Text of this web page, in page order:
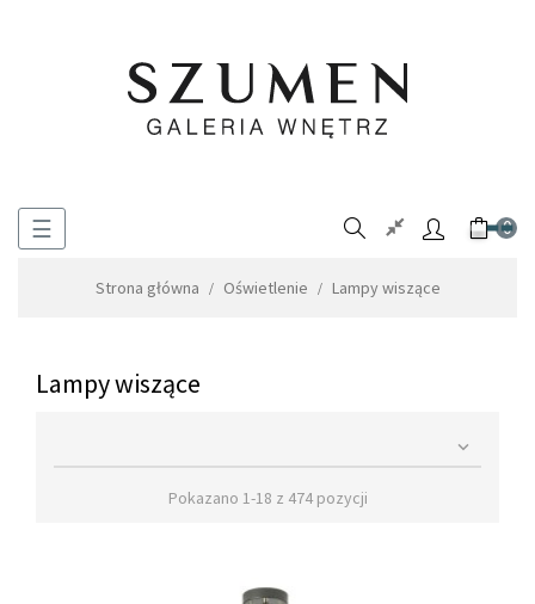
Toggle
☰ 0
Strona główna Oświetlenie Lampy wiszące
Lampy wiszące

Pokazano 1-18 z 474 pozycji